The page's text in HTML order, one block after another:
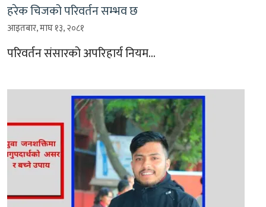
हरेक चिजको परिवर्तन सम्भव छ
आइतबार, माघ १३, २०८१
परिवर्तन संसारको अपरिहार्य नियम…